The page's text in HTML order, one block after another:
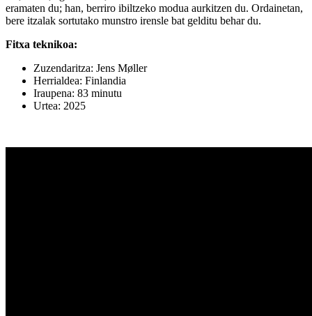
eramaten du; han, berriro ibiltzeko modua aurkitzen du. Ordainetan,
bere itzalak sortutako munstro irensle bat gelditu behar du.
Fitxa teknikoa:
Zuzendaritza: Jens Møller
Herrialdea: Finlandia
Iraupena: 83 minutu
Urtea: 2025